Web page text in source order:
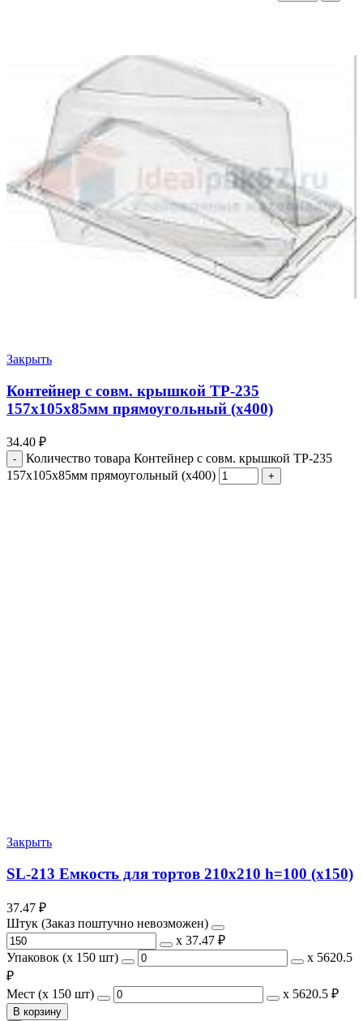
Закрыть
Контейнер с совм. крышкой ТР-235
157х105х85мм прямоугольный (х400)
34.40 ₽
Количество товара Контейнер с совм. крышкой ТР-235
157х105х85мм прямоугольный (х400)
Закрыть
SL-213 Емкость для тортов 210х210 h=100 (х150)
37.47 ₽
Штук (Заказ поштучно невозможен)
х 37.47 ₽
Упаковок (x 150 шт)
х 5620.5
₽
Мест (x 150 шт)
х 5620.5 ₽
В корзину